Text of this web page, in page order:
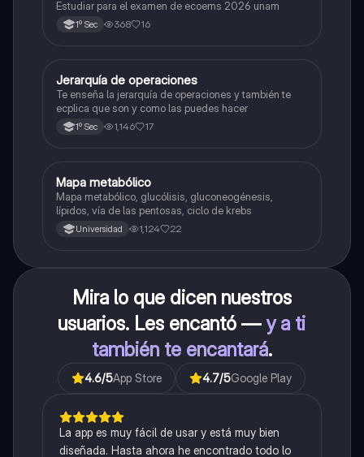
Estudiar para el examen de ecoems 2026 unam
1º Sec 368 16
Matemáticas
Jerarquía de operaciones
Te enseña la jerarquía de operaciones y también te
ecplica que son y como las puedes hacer
1º Sec 1,146 17
Biología
Mapa metabólico
Mapa metabólico, glucólisis, gluconeogénesis,
lípidos, vía de las pentosas, ciclo de krebs
Universidad 1,124 22
Mira lo que dicen nuestros
usuarios. Les encantó —y a ti
también te encantará.
4.6/5App Store 4.7/5Google Play
La app es muy fácil de usar y está muy bien
diseñada. Hasta ahora he encontrado todo lo